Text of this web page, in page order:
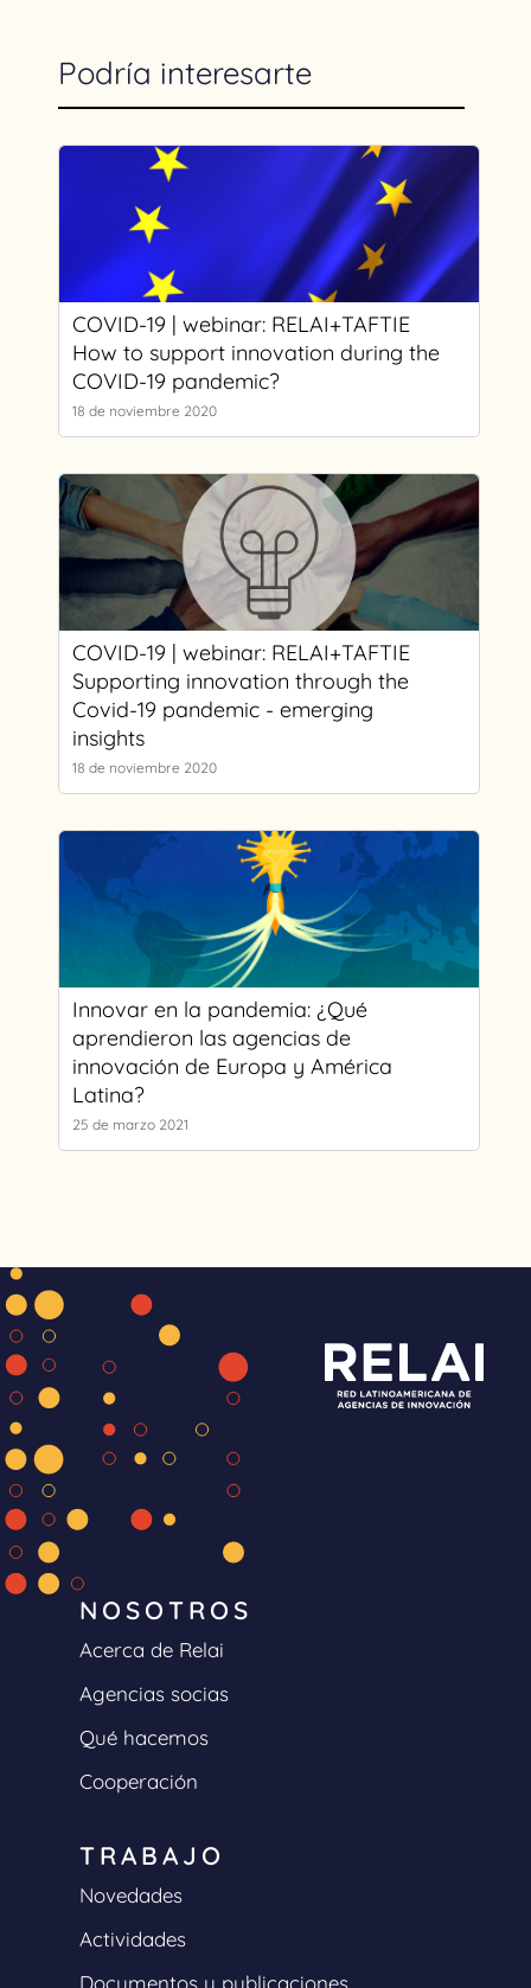
Podría interesarte
COVID-19 | webinar: RELAI+TAFTIE
How to support innovation during the
COVID-19 pandemic?
18 de noviembre 2020
COVID-19 | webinar: RELAI+TAFTIE
Supporting innovation through the
Covid-19 pandemic - emerging
insights
18 de noviembre 2020
Innovar en la pandemia: ¿Qué
aprendieron las agencias de
innovación de Europa y América
Latina?
25 de marzo 2021
NOSOTROS
Acerca de Relai
Agencias socias
Qué hacemos
Cooperación
TRABAJO
Novedades
Actividades